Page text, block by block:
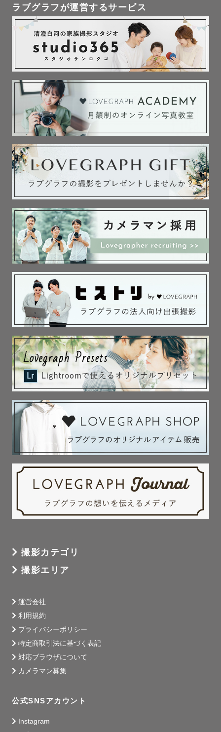
ラブグラフが運営するサービス
撮影カテゴリ
撮影エリア
運営会社
利用規約
プライバシーポリシー
特定商取引法に基づく表記
対応ブラウザについて
カメラマン募集
公式SNSアカウント
Instagram